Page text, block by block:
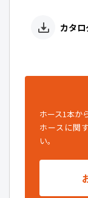
カタ
ホース1本か
ホースに関
い。